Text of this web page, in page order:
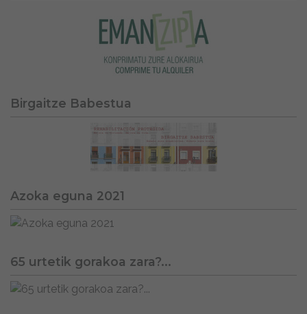
Birgaitze Babestua
Azoka eguna 2021
65 urtetik gorakoa zara?...